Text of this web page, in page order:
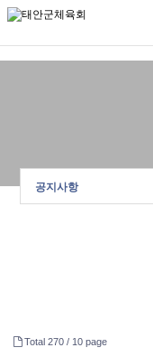
태안군체육회
공지사항
Total 270 / 10 page